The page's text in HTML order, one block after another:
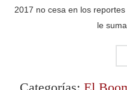
2017 no cesa en los
le